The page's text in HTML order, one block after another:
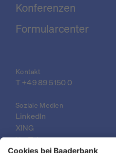
Konferenzen
Formularcenter
Kontakt
T +49 89 5150 0
Soziale Medien
LinkedIn
XING
YouTube